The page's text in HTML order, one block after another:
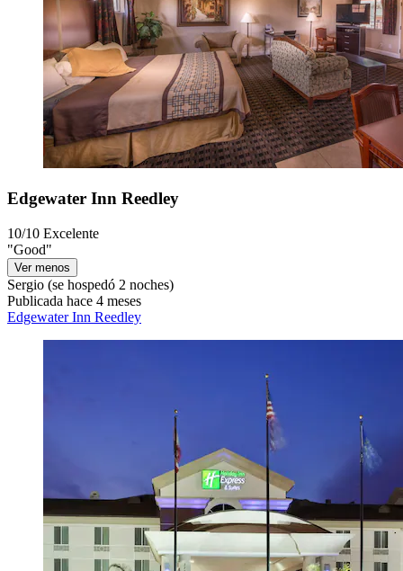
Edgewater Inn Reedley
10/10 Excelente
"Good"
Ver menos
Sergio (se hospedó 2 noches)
Publicada hace 4 meses
Edgewater Inn Reedley